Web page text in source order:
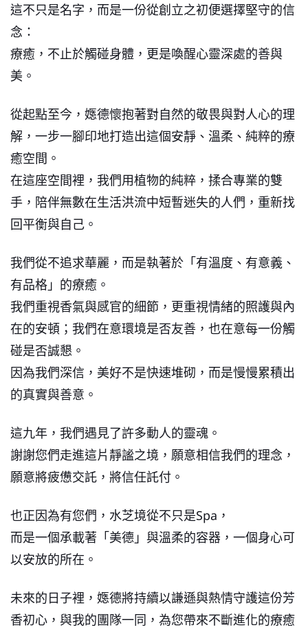
這不只是名字，而是一份從創立之初便選擇堅守的信
念：
療癒，不止於觸碰身體，更是喚醒心靈深處的善與
美。
從起點至今，嫕德懷抱著對自然的敬畏與對人心的理
解，一步一腳印地打造出這個安靜、溫柔、純粹的療
癒空間。
在這座空間裡，我們用植物的純粹，揉合專業的雙
手，陪伴無數在生活洪流中短暫迷失的人們，重新找
回平衡與自己。
我們從不追求華麗，而是執著於「有溫度、有意義、
有品格」的療癒。
我們重視香氣與感官的細節，更重視情緒的照護與內
在的安頓；我們在意環境是否友善，也在意每一份觸
碰是否誠懇。
因為我們深信，美好不是快速堆砌，而是慢慢累積出
的真實與善意。
這九年，我們遇見了許多動人的靈魂。
謝謝您們走進這片靜謐之境，願意相信我們的理念，
願意將疲憊交託，將信任託付。
也正因為有您們，水芝境從不只是Spa，
而是一個承載著「美德」與溫柔的容器，一個身心可
以安放的所在。
未來的日子裡，嫕德將持續以謙遜與熱情守護這份芳
香初心，與我的團隊一同，為您帶來不斷進化的療癒